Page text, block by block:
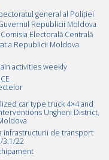
general al Poliției
Republicii Moldova
Comisia Electorală Centrală
a Republicii Moldova
activities weekly
car type truck 4×4 and
Ungheni District,
infrastructurii de transport
3.1/22